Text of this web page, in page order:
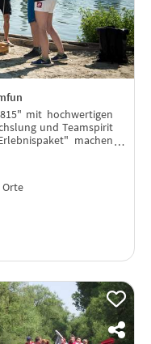
mit hochwertigen
und Teamspirit
machen